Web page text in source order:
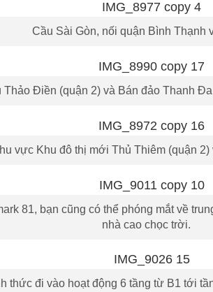
Cầu Sài Gòn, nối quận Bình Thạnh
Thảo Điền (quận 2) và Bán đảo Thanh
vực Khu đô thị mới Thủ Thiêm (quận 2)
81, bạn cũng có thể phóng mắt về
nhà cao chọc trời.
thức đi vào hoạt động 6 tầng từ B1 tới